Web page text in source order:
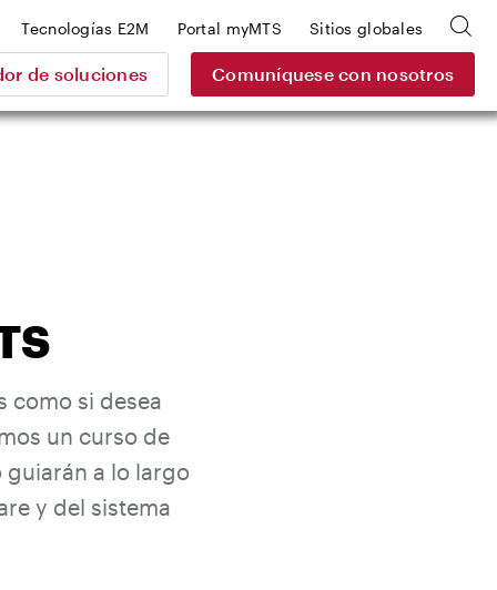
de soluciones Comuníquese con nosotros
Tecnologías E2M Portal myMTS Sitios globales
como si desea
un curso de
a lo largo
y del sistema